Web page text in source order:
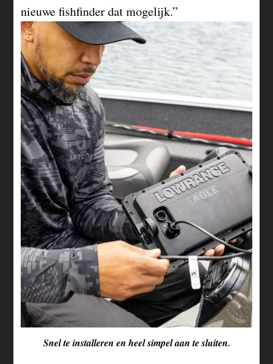
nieuwe fishfinder dat mogelijk.”
Snel te installeren en heel simpel aan te sluiten.